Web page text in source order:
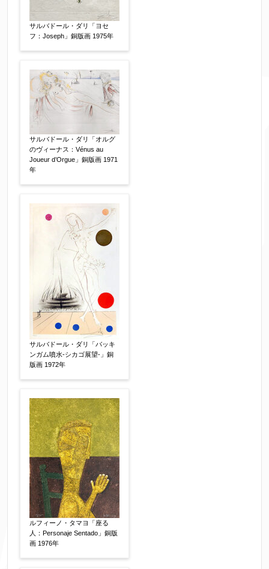
【必須】
ご要望などがございましたらご入力ください
個人情報の取扱い について、同意の上送信しま
す。（確認画面は表示されません）
同意する
【必須】
↑ 同意頂けましたらチェックを入れてくださ
い。
※データはSSL(Secure Sockets Layer)通信によ
り暗号化して送信されます。
サルバドール・ダリ「ヨセ
フ：Joseph」銅版画 1975年
サルバドール・ダリ「オルグ
のヴィーナス：Vénus au
Joueur d’Orgue」銅版画 1971
年
サルバドール・ダリ「バッキ
ンガム噴水-シカゴ展望-」銅
版画 1972年
ルフィーノ・タマヨ「座る
人：Personaje Sentado」銅版
画 1976年